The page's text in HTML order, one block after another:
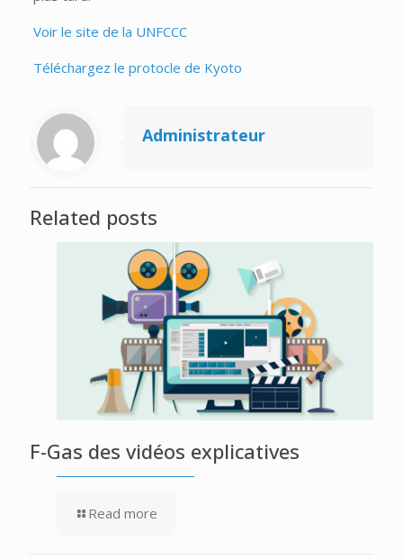
Voir le site de la UNFCCC
Téléchargez le protocle de Kyoto
Administrateur
Related posts
F-Gas des vidéos explicatives
Read more